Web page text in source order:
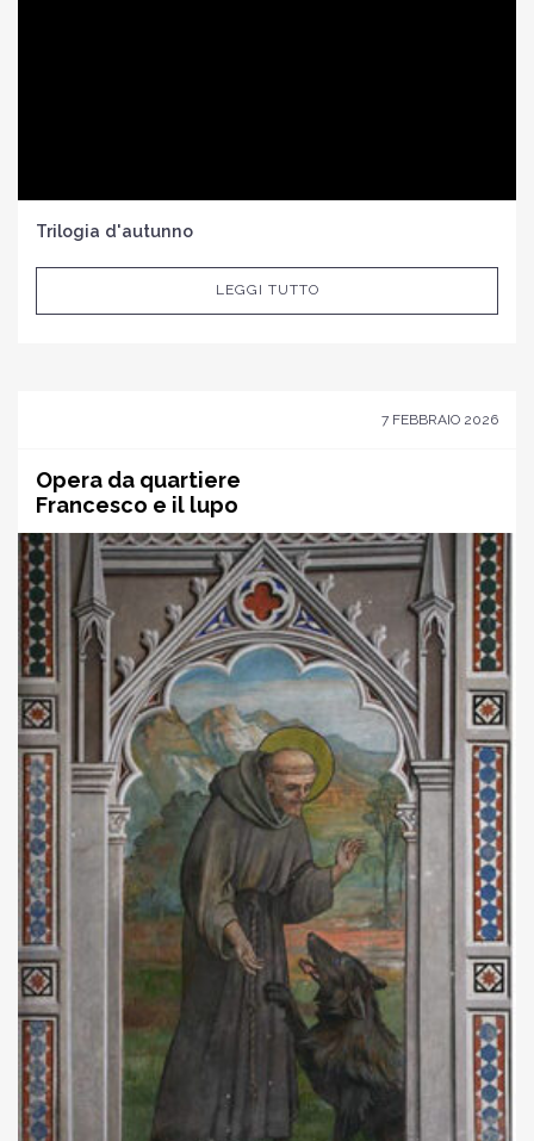
Trilogia d'autunno
LEGGI TUTTO
7 FEBBRAIO 2026
Opera da quartiere
Francesco e il lupo